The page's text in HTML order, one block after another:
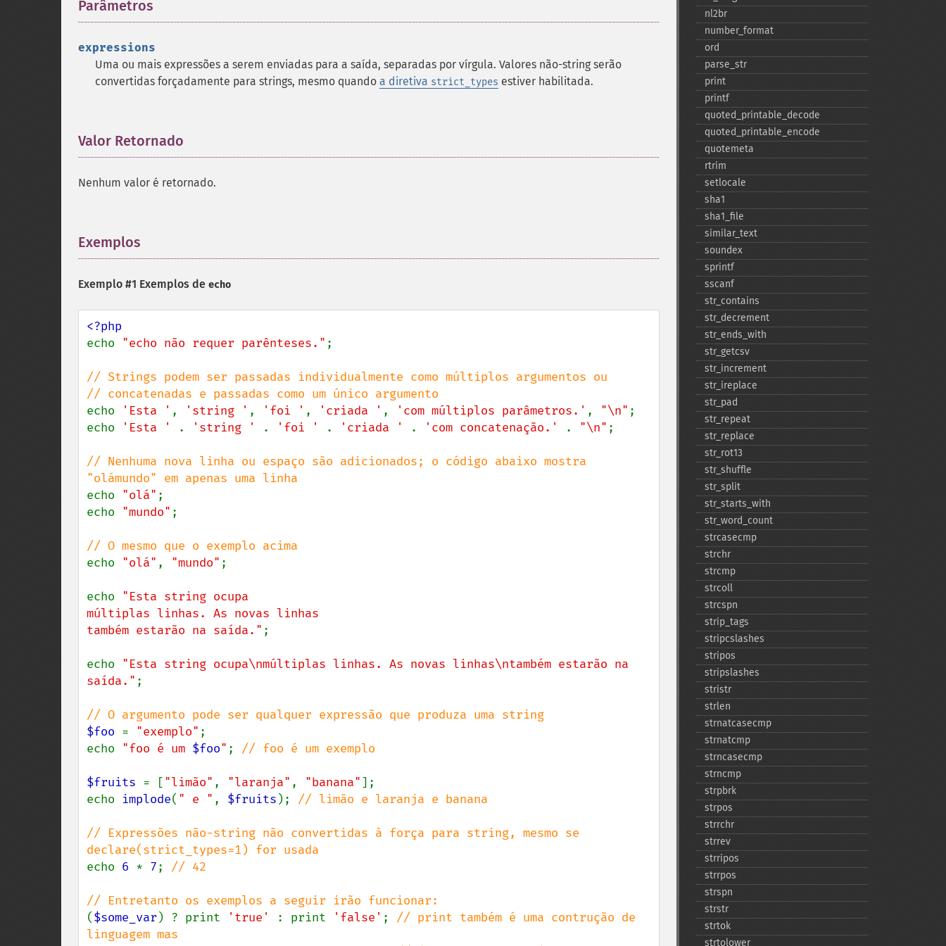
Parâmetros
expressions
Uma ou mais expressões a serem enviadas para a saída, separadas por vírgula. Valores não-string serão
convertidas forçadamente para strings, mesmo quando a diretiva strict_types estiver habilitada.
Valor Retornado
Nenhum valor é retornado.
Exemplos
Exemplo #1 Exemplos de echo
echo "echo não requer parênteses." ;
// Strings podem ser passadas individualmente como múltiplos argumentos ou
echo
'Esta ' , 'string ' , 'foi ' , 'criada ' , 'com múltiplos parâmetros.' , "\n" ;
echo
'Esta ' . 'string ' . 'foi ' . 'criada ' . 'com concatenação.' . "\n" ;
// Nenhuma nova linha ou espaço são adicionados; o código abaixo mostra
echo "olá" ;
echo "mundo" ;
echo "olá" , "mundo" ;
echo "Esta string ocupa
múltiplas linhas. As novas linhas
também estarão na saída." ;
echo "Esta string ocupa\nmúltiplas linhas. As novas linhas\ntambém estarão na
saída." ;
$foo = "exemplo" ;
echo "foo é um $foo" ; // foo é um exemplo
$fruits = ["limão" , "laranja" , "banana"];
echo implode( " e " , $fruits ); // limão e laranja e banana
// Expressões não-string não convertidas à força para string, mesmo se
echo 6 * 7; // 42
($some_var ) ? print 'true' : print 'false' ; // print também é uma contrução de
linguagem mas
nl2br
number_​format
ord
parse_​str
print
printf
quoted_​printable_​decode
quoted_​printable_​encode
quotemeta
rtrim
setlocale
sha1
sha1_​file
similar_​text
soundex
sprintf
sscanf
str_​contains
str_​decrement
str_​ends_​with
str_​getcsv
str_​increment
str_​ireplace
str_​pad
str_​repeat
str_​replace
str_​rot13
str_​shuffle
str_​split
str_​starts_​with
str_​word_​count
strcasecmp
strchr
strcmp
strcoll
strcspn
strip_​tags
stripcslashes
stripos
stripslashes
stristr
strlen
strnatcasecmp
strnatcmp
strncasecmp
strncmp
strpbrk
strpos
strrchr
strrev
strripos
strrpos
strspn
strstr
strtok
strtolower